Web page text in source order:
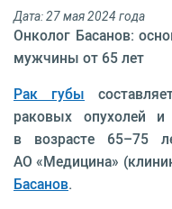
Дата: 27 мая 2024 года
Онколог Басанов:
мужчины от 65 лет
Рак губы
раковых опухолей
в возрасте 65–75
АО «Медицина»
Басанов.